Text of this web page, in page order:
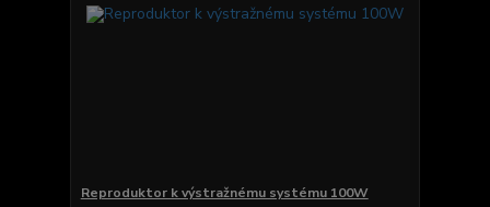
Reproduktor k výstražnému systému 100W